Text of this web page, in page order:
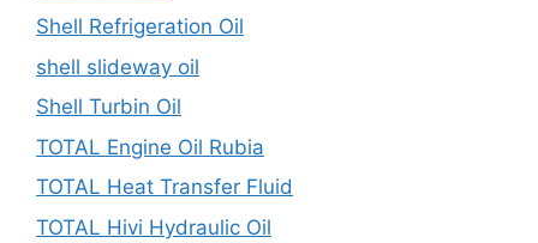
Shell Refrigeration Oil
shell slideway oil
Shell Turbin Oil
TOTAL Engine Oil Rubia
TOTAL Heat Transfer Fluid
TOTAL Hivi Hydraulic Oil